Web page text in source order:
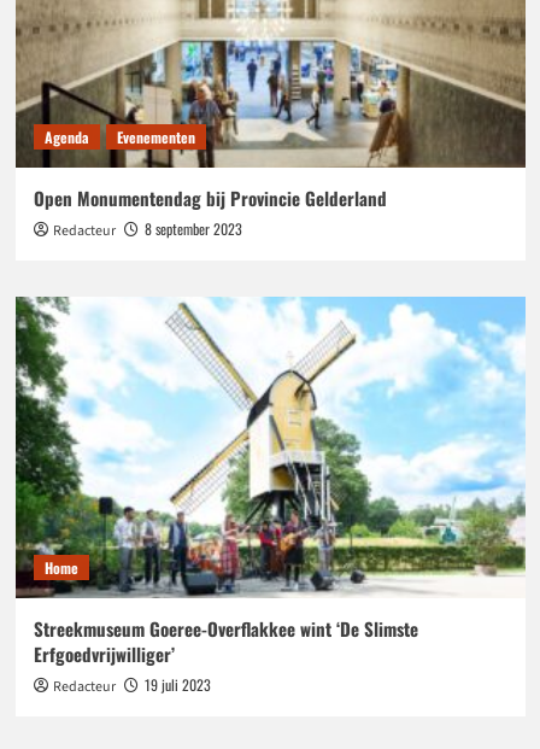
Agenda Evenementen
Open Monumentendag bij Provincie Gelderland
Redacteur 8 september 2023
Home
Streekmuseum Goeree-Overflakkee wint ‘De Slimste
Erfgoedvrijwilliger’
Redacteur 19 juli 2023